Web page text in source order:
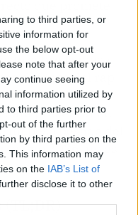
to third parties, or
information for
the below opt-out
note that after your
continue seeing
information utilized by
to third parties prior to
out of the further
by third parties on the
This information may
on the IAB’s List of
disclose it to other
sobre la mesa
defensa del rap
para preservar su
peso pesado del
pleno 2026, no es
(TL;DR)